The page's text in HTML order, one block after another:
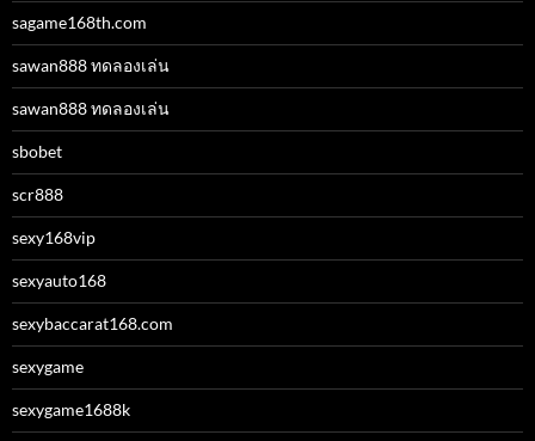
sagame168th.com
sawan888 ทดลองเล่น
sawan888 ทดลองเล่น
sbobet
scr888
sexy168vip
sexyauto168
sexybaccarat168.com
sexygame
sexygame1688k